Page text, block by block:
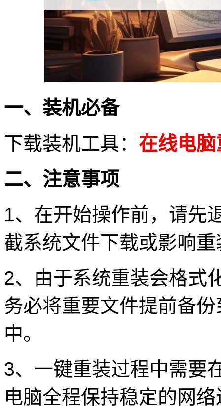
一、装机必备
下载装机工具： 在线电
二、注意事项
1、在开始操作前，请先
截系统文件下载或影响
2、由于系统重装会格式
务必将重要文件提前备
中。
3、一键重装过程中需要
电脑全程保持稳定的网